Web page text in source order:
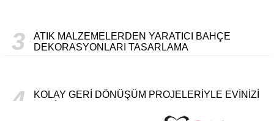
3
ATIK MALZEMELERDEN YARATICI BAHÇE
DEKORASYONLARI TASARLAMA
4
KOLAY GERI DÖNÜŞÜM PROJELERIYLE EVINIZI